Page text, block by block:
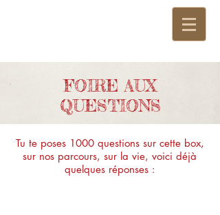
FOIRE AUX
QUESTIONS
Tu te poses 1000 questions sur cette box,
sur nos parcours, sur la vie, voici déjà
quelques réponses :